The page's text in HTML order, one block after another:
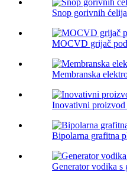
Snop gorivnih
MOCVD grijač
Membranska
Inovativni proizvod
Bipolarna grafitna
Generator vodika s